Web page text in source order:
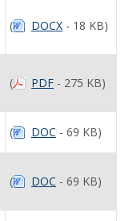
( DOCX - 18 KB)
( PDF - 275 KB)
( DOC - 69 KB)
( DOC - 69 KB)